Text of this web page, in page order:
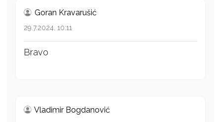
Goran Kravarušić
29.7.2024. 10:11
Bravo
Vladimir Bogdanović